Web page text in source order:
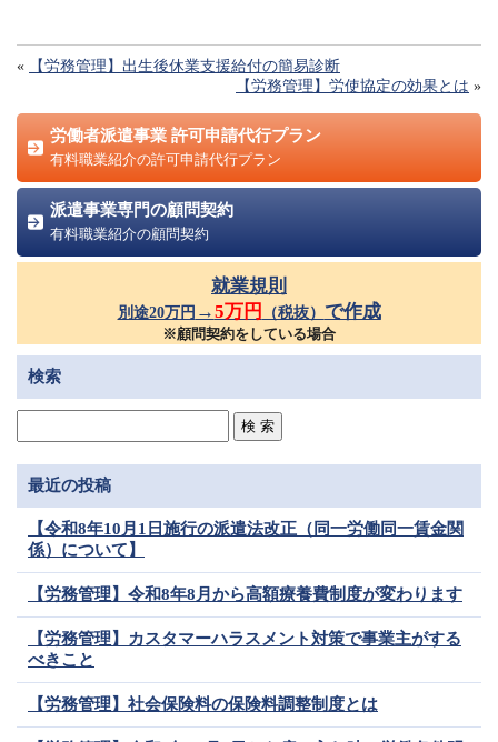
«
【労務管理】出生後休業支援給付の簡易診断
【労務管理】労使協定の効果とは »
労働者派遣事業 許可申請代行プラン
有料職業紹介の許可申請代行プラン
派遣事業専門の顧問契約
有料職業紹介の顧問契約
就業規則
別途20万円 →5万円 （税抜） で作成
※顧問契約をしている場合
検索
最近の投稿
【令和8年10月1日施行の派遣法改正（同一労働同一賃金関
係）について】
【労務管理】令和8年8月から高額療養費制度が変わります
【労務管理】カスタマーハラスメント対策で事業主がする
べきこと
【労務管理】社会保険料の保険料調整制度とは